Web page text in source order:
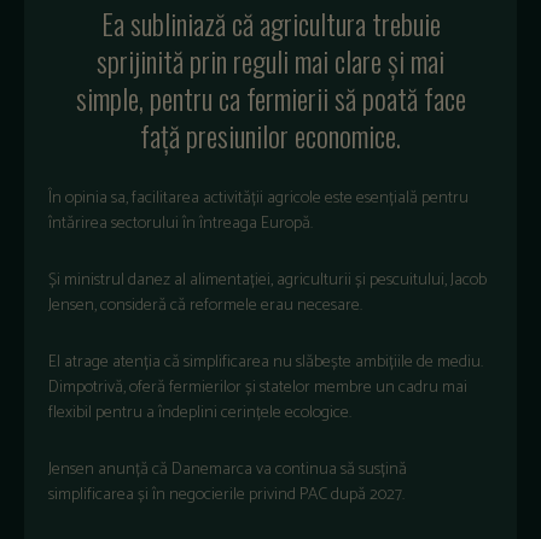
Ea subliniază că agricultura trebuie
sprijinită prin reguli mai clare și mai
simple, pentru ca fermierii să poată face
față presiunilor economice.
În opinia sa, facilitarea activității agricole este esențială pentru
întărirea sectorului în întreaga Europă.
Și ministrul danez al alimentației, agriculturii și pescuitului, Jacob
Jensen, consideră că reformele erau necesare.
El atrage atenția că simplificarea nu slăbește ambițiile de mediu.
Dimpotrivă, oferă fermierilor și statelor membre un cadru mai
flexibil pentru a îndeplini cerințele ecologice.
Jensen anunță că Danemarca va continua să susțină
simplificarea și în negocierile privind PAC după 2027.